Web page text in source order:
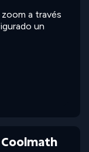
zoom a través
un
Coolmath